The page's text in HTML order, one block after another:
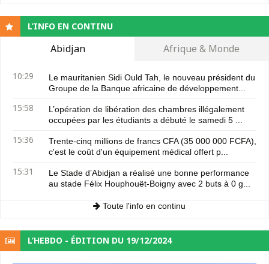
L’INFO EN CONTINU
Abidjan Afrique & Monde
10:29
Le mauritanien Sidi Ould Tah, le nouveau président du
Groupe de la Banque africaine de développement...
15:58
L’opération de libération des chambres illégalement
occupées par les étudiants a débuté le samedi 5 ...
15:36
Trente-cinq millions de francs CFA (35 000 000 FCFA),
c'est le coût d'un équipement médical offert p...
15:31
Le Stade d’Abidjan a réalisé une bonne performance
au stade Félix Houphouët-Boigny avec 2 buts à 0 g...
Toute l'info en continu
L’HEBDO - ÉDITION DU 19/12/2024